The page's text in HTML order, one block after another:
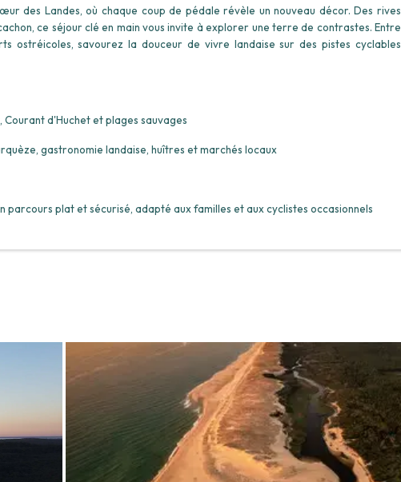
des Landes, où chaque coup de pédale révèle un nouveau décor. Des rives
ce séjour clé en main vous invite à explorer une terre de contrastes. Entre
ostréicoles, savourez la douceur de vivre landaise sur des pistes cyclables
d'Huchet et plages sauvages
gastronomie landaise, huîtres et marchés locaux
parcours plat et sécurisé, adapté aux familles et aux cyclistes occasionnels